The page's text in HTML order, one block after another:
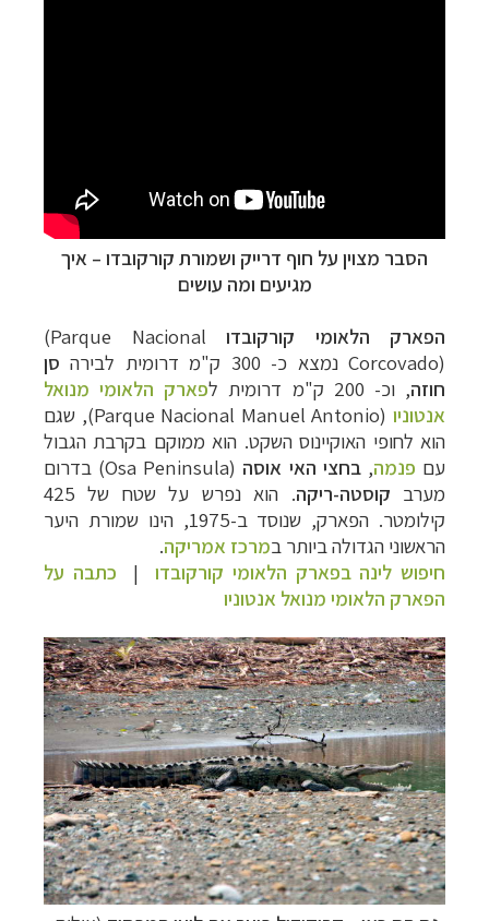
הסבר מצוין על חוף דרייק ושמורת קורקובדו – איך
מגיעים ומה עושים
הפארק הלאומי קורקובדו (Parque Nacional
Corcovado)נמצא כ- 300 ק"מ דרומית לבירה
סן
חוזה, וכ- 200 ק"מ דרומית ל
פארק הלאומי מנואל
אנטוניו (
Parque Nacional Manuel Antonio), שגם
הוא לחופי האוקיינוס השקט. הוא ממוקם בקרבת הגבול
עם פנמה,בחצי האי אוסה (Osa Peninsula) בדרום
מערב קוסטה-ריקה
. הוא נפרש על שטח של 425
קילומטר. הפארק, שנוסד ב-1975, הינו שמורת היער
הראשוני הגדולה ביותר במרכז אמריקה.
חיפוש לינה בפארק הלאומי קורקובדו| כתבה על
הפארק הלאומי מנואל אנטוניו